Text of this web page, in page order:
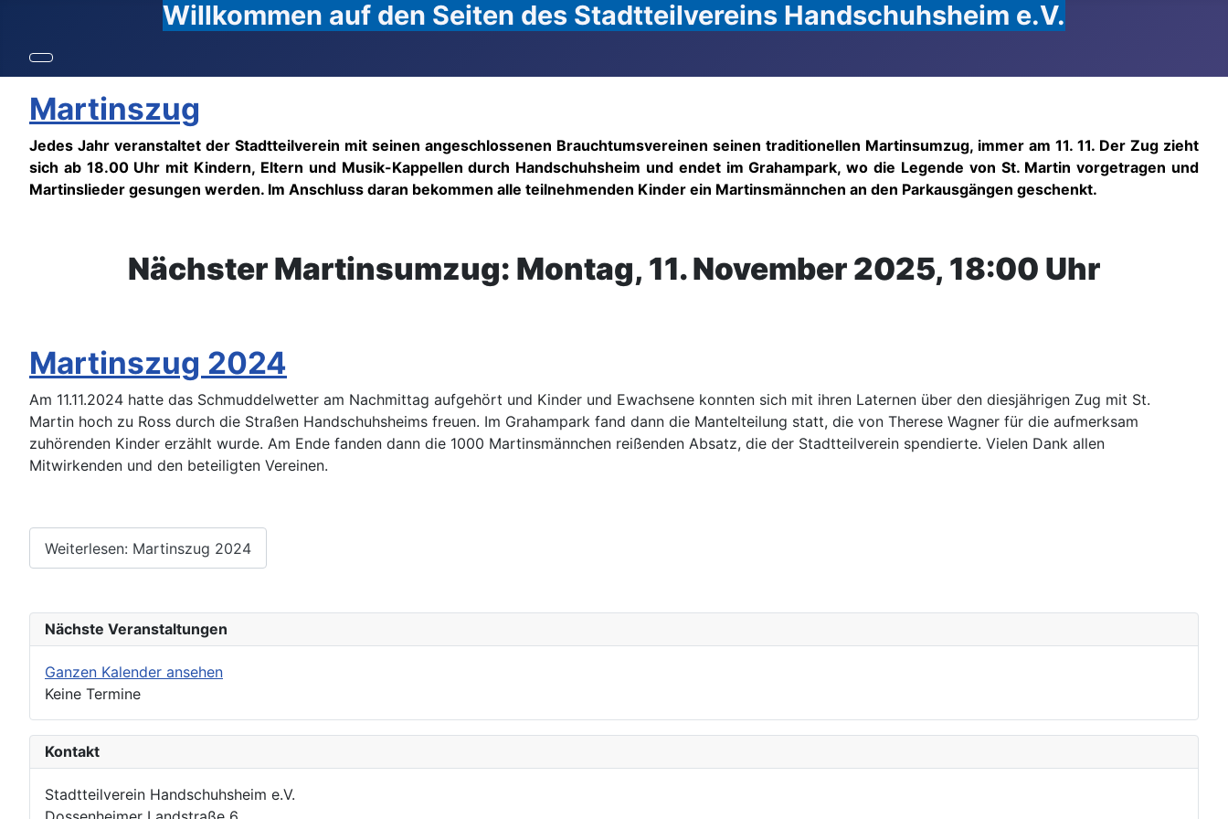
Willkommen auf den Seiten des Stadtteilvereins Handschuhsheim e.V.
Martinszug
Jedes Jahr veranstaltet der Stadtteilverein mit seinen angeschlossenen Brauchtumsvereinen seinen traditionellen Martinsumzug, immer am 11. 11. Der Zug zieht
sich ab 18.00 Uhr mit Kindern, Eltern und Musik-Kappellen durch Handschuhsheim und endet im Grahampark, wo die Legende von St. Martin vorgetragen und
Martinslieder gesungen werden. Im Anschluss daran bekommen alle teilnehmenden Kinder ein Martinsmännchen an den Parkausgängen geschenkt.
Nächster Martinsumzug: Montag, 11. November 2025, 18:00 Uhr
Martinszug 2024
Am 11.11.2024 hatte das Schmuddelwetter am Nachmittag aufgehört und Kinder und Ewachsene konnten sich mit ihren Laternen über den diesjährigen Zug mit St.
Martin hoch zu Ross durch die Straßen Handschuhsheims freuen. Im Grahampark fand dann die Mantelteilung statt, die von Therese Wagner für die aufmerksam
zuhörenden Kinder erzählt wurde. Am Ende fanden dann die 1000 Martinsmännchen reißenden Absatz, die der Stadtteilverein spendierte. Vielen Dank allen
Mitwirkenden und den beteiligten Vereinen.
Weiterlesen: Martinszug 2024
Nächste Veranstaltungen
Ganzen Kalender ansehen
Keine Termine
Kontakt
Stadtteilverein Handschuhsheim e.V.